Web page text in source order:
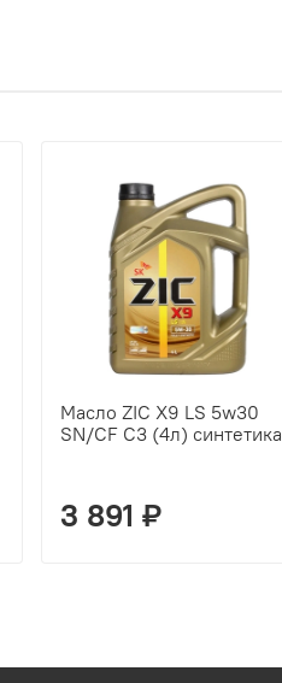
Масло ZIC X9 LS 5w30
SN/CF C3 (4л) синтетика
3 891 ₽